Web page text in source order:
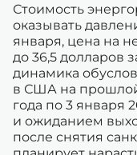
Стоимость
оказывать
января, цена на
до 36,5 долларов
динамика
в США на прошлой
года по 3 января
и ожиданием
после снятия